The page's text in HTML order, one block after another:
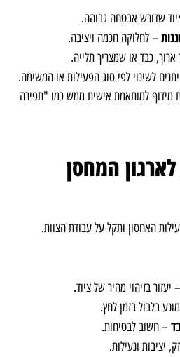
שדורש אבטחה גבוהה.
– לחלוקה חכמה ויציבה.
ארוך, כבד או שמצריך תלייה.
לשינוי לפי סוג הפעילות או המשימה.
מידוף למותאמת אישית ממש כמו "תפירה
המחסן
האחסון ותקל על עבודת הצוות.
– יעזור בזיהוי מהיר של ציוד.
בלבול בזמן לחץ.
– חשוב לבטיחות.
יציבות ונעילות.